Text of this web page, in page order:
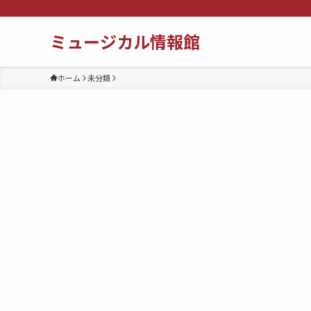
ミュージカル情報館
ホーム 未分類